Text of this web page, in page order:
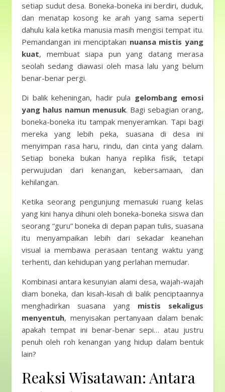
setiap sudut desa. Boneka-boneka ini berdiri, duduk,
dan menatap kosong ke arah yang sama seperti
dahulu kala ketika manusia masih mengisi tempat itu.
Pemandangan ini menciptakan nuansa mistis yang
kuat, membuat siapa pun yang datang merasa
seolah sedang diawasi oleh masa lalu yang belum
benar-benar pergi.
Di balik keheningan, hadir pula gelombang emosi
yang halus namun menusuk. Bagi sebagian orang,
boneka-boneka itu tampak menyeramkan. Tapi bagi
mereka yang lebih peka, suasana di desa ini
menyimpan rasa haru, rindu, dan cinta yang dalam.
Setiap boneka bukan hanya replika fisik, tetapi
perwujudan dari kenangan, kebersamaan, dan
kehilangan.
Ketika seorang pengunjung memasuki ruang kelas
yang kini hanya dihuni oleh boneka-boneka siswa dan
seorang “guru” boneka di depan papan tulis, suasana
itu menyampaikan lebih dari sekadar keanehan
visual ia membawa perasaan tentang waktu yang
terhenti, dan kehidupan yang perlahan memudar.
Kombinasi antara kesunyian alami desa, wajah-wajah
diam boneka, dan kisah-kisah di balik penciptaannya
menghadirkan suasana yang mistis sekaligus
menyentuh, menyisakan pertanyaan dalam benak:
apakah tempat ini benar-benar sepi… atau justru
penuh oleh roh kenangan yang hidup dalam bentuk
lain?
Reaksi Wisatawan: Antara